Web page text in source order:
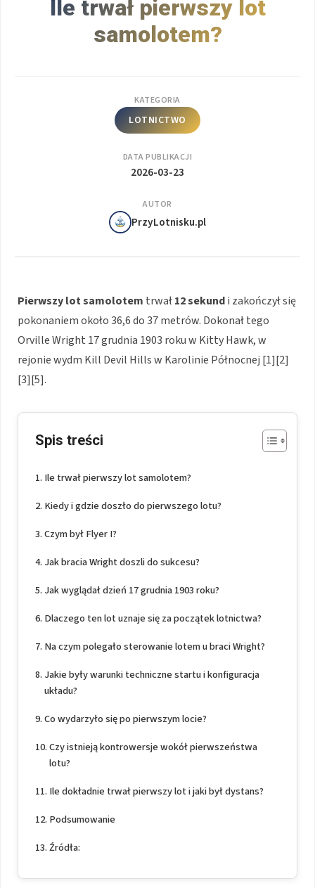
Ile trwał pierwszy lot
samolotem?
KATEGORIA
LOTNICTWO
DATA PUBLIKACJI
2026-03-23
AUTOR
PrzyLotnisku.pl
Pierwszy lot samolotem trwał12 sekundi zakończył się
pokonaniem około 36,6 do 37 metrów. Dokonał tego
Orville Wright 17 grudnia 1903 roku w Kitty Hawk, w
rejonie wydm Kill Devil Hills w Karolinie Północnej [1][2]
[3][5].
Spis treści
Ile trwał pierwszy lot samolotem?
Kiedy i gdzie doszło do pierwszego lotu?
Czym był Flyer I?
Jak bracia Wright doszli do sukcesu?
Jak wyglądał dzień 17 grudnia 1903 roku?
Dlaczego ten lot uznaje się za początek lotnictwa?
Na czym polegało sterowanie lotem u braci Wright?
Jakie były warunki techniczne startu i konfiguracja
układu?
Co wydarzyło się po pierwszym locie?
Czy istnieją kontrowersje wokół pierwszeństwa
lotu?
Ile dokładnie trwał pierwszy lot i jaki był dystans?
Podsumowanie
Źródła: